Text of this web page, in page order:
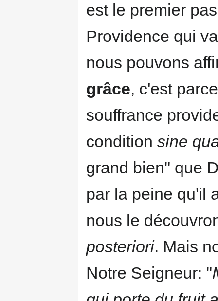
est le premier
Providence qui
nous pouvons
grâce, c'est
souffrance
condition sine
grand bien" que
par la peine qu'il
nous le
posteriori. Mais
Notre Seigneur: "